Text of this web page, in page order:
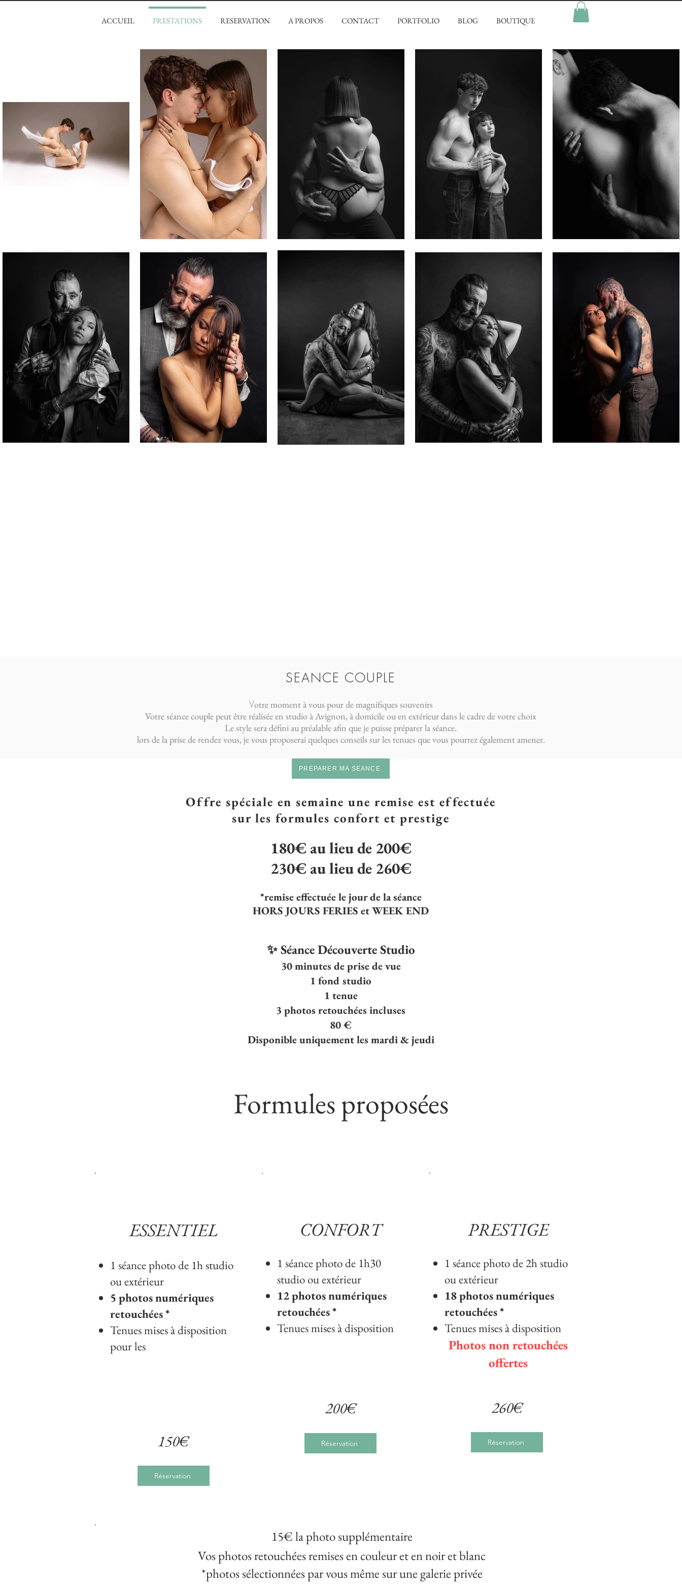
ACCUEIL PRESTATIONS RESERVATION A PROPOS CONTACT PORTFOLIO BLOG BOUTIQUE
Shooting couple
SEANCE COUPLE
Votre moment à vous pour de magnifiques souvenirs
Votre séance couple peut être réalisée en studio à Avignon, à domicile ou en extérieur dans le cadre de votre choix
Le style sera défini au préalable afin que je puisse préparer la séance.
lors dela prise de rendez vous, je vous proposerai quelques conseils sur les tenues que vous pourrez également amener.
PREPARER MA SEANCE
Offre spéciale en semaine une remise est effectuée
sur les formules confort et prestige
180€ au lieu de 200€
230€ au lieu de 260€
*remise effectuée le jour de la séance
HORS JOURS FERIES et WEEK END
✨ Séance Découverte Studio
30 minutes de prise de vue
1 fond studio
1 tenue
3 photos retouchées incluses
80 €
Disponible uniquement les mardi & jeudi
Formules proposées
ESSENTIEL
1 séance photo de 1h studio
ou extérieur
5 photos numériques
retouchées *
Tenues mises à disposition
pour les
150€
Réservation
CONFORT
1 séance photo de 1h30
studio ou extérieur
12 photos numériques
retouchées *
Tenues mises à disposition
200€
Réservation
PRESTIGE
1 séance photo de 2h studio
ou extérieur
18 photos numériques
retouchées *
Tenues mises à disposition
Photos non retouchées
offertes
260€
Réservation
15€ la photo supplémentaire
Vos photos retouchées remises en couleuret en noir et blanc
*photos sélectionnées par vous même sur une galerie privée